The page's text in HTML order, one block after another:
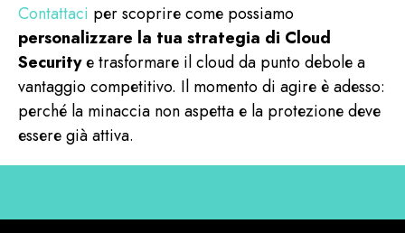
Contattaci per scoprire come possiamo
personalizzare la tua strategia di Cloud
Securitye trasformare il cloud da punto debole a
vantaggio competitivo. Il momento di agire è adesso:
perché la minaccia non aspetta e la protezione deve
essere già attiva.